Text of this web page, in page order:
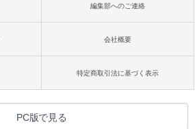
編集部へのご連絡
会社概要
特定商取引法に基づく表示
PC版で見る